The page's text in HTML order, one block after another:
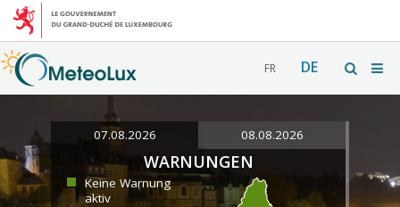
FR DE
07.08.2026 08.08.2026
WARNUNGEN
Keine Warnung
aktiv